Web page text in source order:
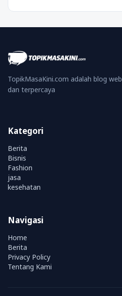
TopikMasaKini.com adalah blog
dan terpercaya
Kategori
Berita
Bisnis
Fashion
jasa
kesehatan
Navigasi
Home
Berita
Privacy Policy
Tentang Kami